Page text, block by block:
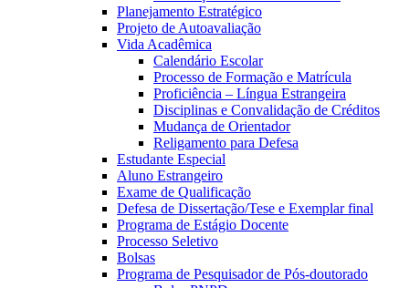
Planejamento Estratégico
Projeto de Autoavaliação
Vida Acadêmica
Calendário Escolar
Processo de Formação e Matrícula
Proficiência – Língua Estrangeira
Disciplinas e Convalidação de Créditos
Mudança de Orientador
Religamento para Defesa
Estudante Especial
Aluno Estrangeiro
Exame de Qualificação
Defesa de Dissertação/Tese e Exemplar final
Programa de Estágio Docente
Processo Seletivo
Bolsas
Programa de Pesquisador de Pós-doutorado